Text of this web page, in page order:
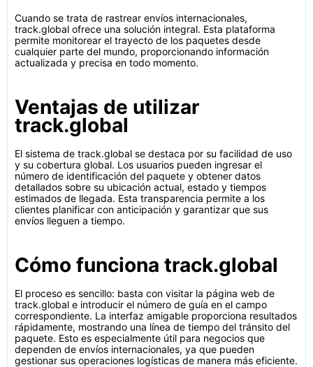
Cuando se trata de rastrear envíos internacionales,
track.global ofrece una solución integral. Esta plataforma
permite monitorear el trayecto de los paquetes desde
cualquier parte del mundo, proporcionando información
actualizada y precisa en todo momento.
Ventajas de utilizar
track.global
El sistema de track.global se destaca por su facilidad de uso
y su cobertura global. Los usuarios pueden ingresar el
número de identificación del paquete y obtener datos
detallados sobre su ubicación actual, estado y tiempos
estimados de llegada. Esta transparencia permite a los
clientes planificar con anticipación y garantizar que sus
envíos lleguen a tiempo.
Cómo funciona track.global
El proceso es sencillo: basta con visitar la página web de
track.global e introducir el número de guía en el campo
correspondiente. La interfaz amigable proporciona resultados
rápidamente, mostrando una línea de tiempo del tránsito del
paquete. Esto es especialmente útil para negocios que
dependen de envíos internacionales, ya que pueden
gestionar sus operaciones logísticas de manera más eficiente.